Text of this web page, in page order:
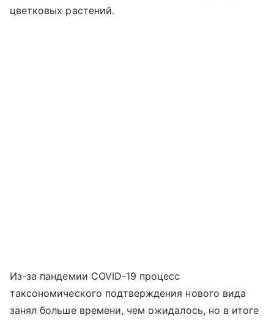
цветковых растений.
Из-за пандемии COVID-19 процесс
таксономического подтверждения нового вида
занял больше времени, чем ожидалось, но в итоге